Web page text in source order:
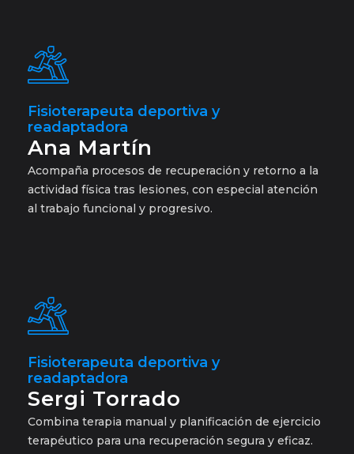
Fisioterapeuta deportiva y
readaptadora
Ana Martín
Acompaña procesos de recuperación y retorno a la
actividad física tras lesiones, con especial atención
al trabajo funcional y progresivo.
Fisioterapeuta deportiva y
readaptadora
Sergi Torrado
Combina terapia manual y planificación de ejercicio
terapéutico para una recuperación segura y eficaz.